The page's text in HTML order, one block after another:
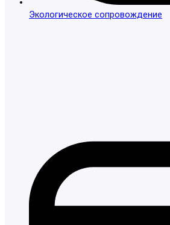
Экологическое сопровождение